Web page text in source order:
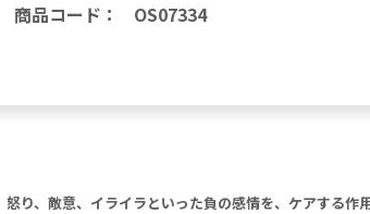
商品コード ： OS07334
、敵意、イライラといった負の感情を、ケアする作